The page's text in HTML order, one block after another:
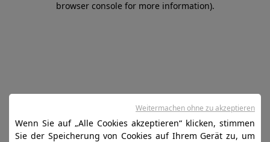
browser console for more information).
Wenn Sie auf „Alle Cookies akzeptieren“ klicken, stimmen
Sie der Speicherung von Cookies auf Ihrem Gerät zu, um
Weitermachen ohne zu akzeptieren